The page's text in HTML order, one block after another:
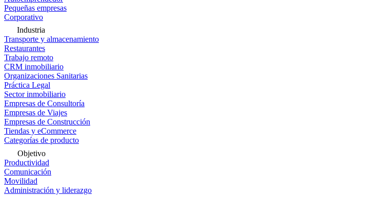
Pequeñas empresas
Corporativo
Industria
Transporte y almacenamiento
Restaurantes
Trabajo remoto
CRM inmobiliario
Organizaciones Sanitarias
Práctica Legal
Sector inmobiliario
Empresas de Consultoría
Empresas de Viajes
Empresas de Construcción
Tiendas y eCommerce
Categorías de producto
Objetivo
Productividad
Comunicación
Movilidad
Administración y liderazgo